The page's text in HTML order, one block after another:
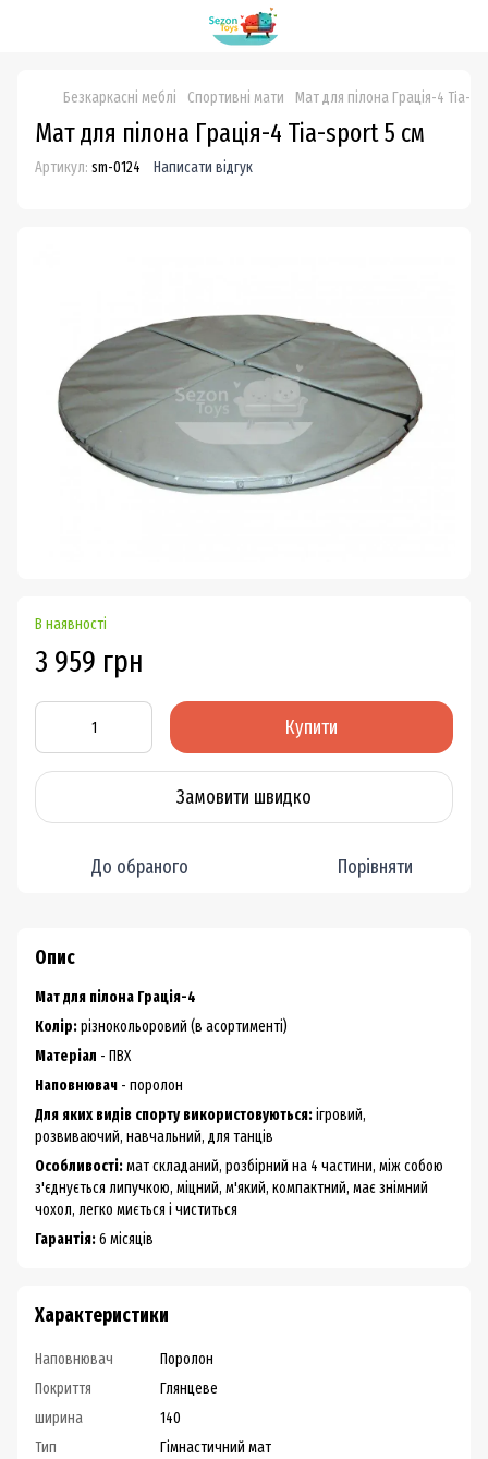
Безкаркасні меблі Спортивні мати Мат для пілона Грація-4 Тia-
Мат для пілона Грація-4 Тia-sport 5 см
Артикул: sm-0124 Написати відгук
В наявності
3 959 грн
Купити
Замовити швидко
До обраного Порівняти
Опис
Мат для пілона Грація-4
Колір:різнокольоровий (в асортименті)
Матеріал - ПВХ
Наповнювач - поролон
Для яких видів спорту використовуються:ігровий,
розвиваючий, навчальний, для танців
Особливості:мат складаний, розбірний на 4 частини, між собою
з'єднується липучкою, міцний, м'який, компактний, має знімний
чохол, легко миється і чиститься
Гарантія:6 місяців
Характеристики
Наповнювач
Поролон
Покриття
Глянцеве
ширина
140
Тип
Гімнастичний мат